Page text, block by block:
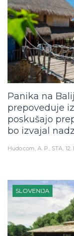
Panika na
prepoveduje
poskušajo
bo izvajal
Hudo.com A. P., STA 12.
SLOVENIJA